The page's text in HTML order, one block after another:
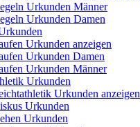
Urkunden Männer
Urkunden Damen
Urkunden anzeigen
Urkunden Damen
Urkunden Männer
Urkunden
Urkunden anzeigen
Urkunden
Urkunden